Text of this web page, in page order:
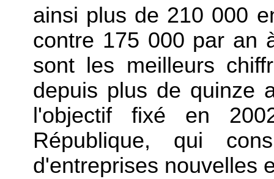
ainsi plus de 210 000
contre 175 000 par an
sont les meilleurs
depuis plus de quinze
l'objectif fixé en
République, qui
d'entreprises nouvelles